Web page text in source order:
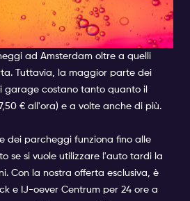
ad Amsterdam oltre a quelli
Tuttavia, la maggior parte dei
garage costano tanto quanto il
€ all'ora) e a volte anche di più.
dei parcheggi funziona fino alle
se si vuole utilizzare l'auto tardi la
Con la nostra offerta esclusiva, è
e IJ-oever Centrum per 24 ore a